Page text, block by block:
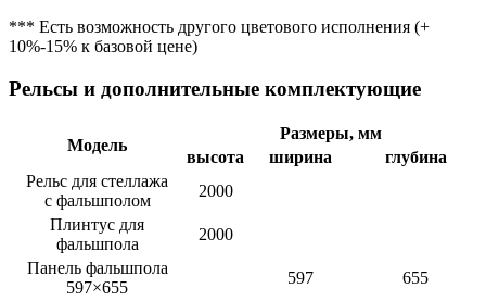
*** Есть возможность другого цветового исполнения (+
10%-15% к базовой цене)
Рельсы и дополнительные комплектующие
Модель
Размеры, мм
высота
ширина
глубина
Рельс для стеллажа
с фальшполом
2000
Плинтус для
фальшпола
2000
Панель фальшпола
597×655
597
655